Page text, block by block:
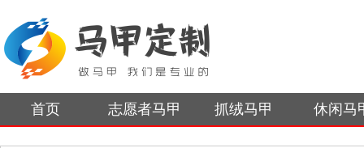
首页 志愿者马甲 抓绒马甲 休闲马